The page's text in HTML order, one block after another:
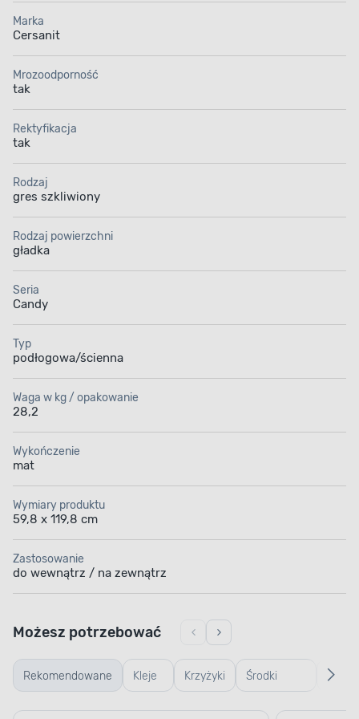
KLASA ŚCIERALNOŚCI IV
na uszkodzenia
o dużym natężeniu ruchu. Z powodzeniem można
nim wyłożyć podłogę w kuchni, biurze, korytarzu
czy w przestrzeniach użyteczności publicznej.
Wyjątkowa wytrzymałość przekłada się
na długotrwałe zachowanie estetycznego
wyglądu – niezależnie od intensywności
że sprosta on nawet najbardziej wymagającym
warunkom.
Marka
Cersanit
Mrozoodporność
tak
Rektyfikacja
tak
Rodzaj
gres szkliwiony
Rodzaj powierzchni
gładka
Seria
Candy
Typ
podłogowa/ścienna
Waga w kg / opakowanie
28,2
Wykończenie
mat
Wymiary produktu
59,8 x 119,8 cm
Zastosowanie
do wewnątrz / na zewnątrz
Rekomendowane Kleje
do
Krzyżyki
i kliny
Środki
czyszczące
Możesz potrzebować